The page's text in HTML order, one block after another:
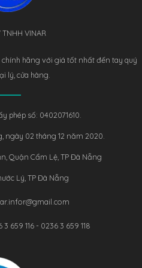
TNHH VINAR
hãng với giá tốt nhất đến tay quý
lý, cửa hàng.
phép số: 0402071610.
ngày 02 tháng 12 năm 2020.
Quận Cẩm Lệ, TP Đà Nẵng
Lý, TP Đà Nẵng
3 659 116 - 0236 3 659 118